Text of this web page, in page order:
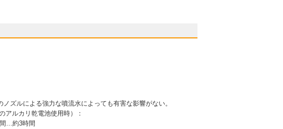
ズルによる強力な噴流水によっても有害な影響がない。
ルカリ乾電池使用時）：
…約3時間